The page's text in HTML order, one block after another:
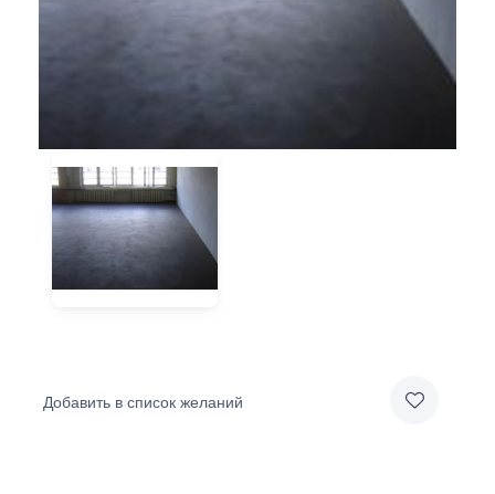
Добавить в список желаний